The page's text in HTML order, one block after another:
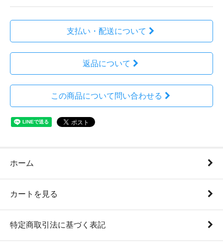
支払い・配送について
返品について
この商品について問い合わせる
ホーム
カートを見る
特定商取引法に基づく表記